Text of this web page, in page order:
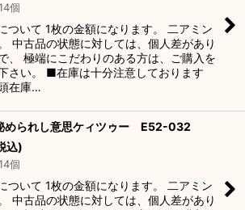
個
ついて 1枚の金額になります。 二アミン
中古品の状態に対しては、個人差があり
、 極端にこだわりのある方は、ご購入を
さい。 ■在庫は十分注意しております
在庫…
められし意思ケィツゥー E52-032
込)
個
ついて 1枚の金額になります。 二アミン
中古品の状態に対しては、個人差があり